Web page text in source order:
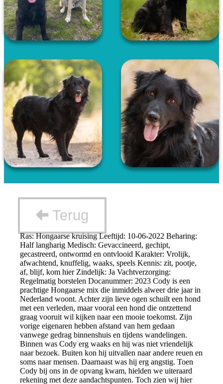
Terug
Ras: Hongaarse kruising Leeftijd: 10-06-2022 Beharing:
Half langharig Medisch: Gevaccineerd, gechipt,
gecastreerd, ontwormd en ontvlooid Karakter: Vrolijk,
afwachtend, knuffelig, waaks, speels Kennis: zit, pootje,
af, blijf, kom hier Zindelijk: Ja Vachtverzorging:
Regelmatig borstelen Docanummer: 2023 Cody is een
prachtige Hongaarse mix die inmiddels alweer drie jaar in
Nederland woont. Achter zijn lieve ogen schuilt een hond
met een verleden, maar vooral een hond die ontzettend
graag vooruit wil kijken naar een mooie toekomst. Zijn
vorige eigenaren hebben afstand van hem gedaan
vanwege gedrag binnenshuis en tijdens wandelingen.
Binnen was Cody erg waaks en hij was niet vriendelijk
naar bezoek. Buiten kon hij uitvallen naar andere reuen en
soms naar mensen. Daarnaast was hij erg angstig. Toen
Cody bij ons in de opvang kwam, hielden we uiteraard
rekening met deze aandachtspunten. Toch zien wij hier